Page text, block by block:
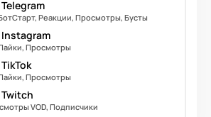
Реакции, Просмотры, Бусты
Instagram
Просмотры
Просмотры
Twitch
VOD, Подписчики